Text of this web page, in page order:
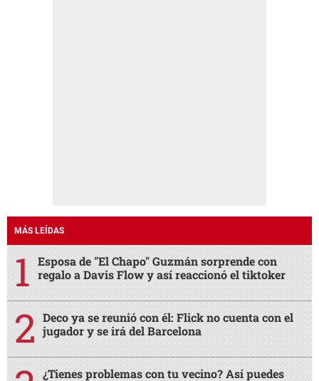
MÁS LEÍDAS
Esposa de "El Chapo" Guzmán sorprende con
regalo a Davis Flow y así reaccionó el tiktoker
Deco ya se reunió con él: Flick no cuenta con el
jugador y se irá del Barcelona
¿Tienes problemas con tu vecino? Así puedes